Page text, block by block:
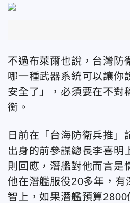
不過布萊爾也說，台灣防
哪一種武器系統可以讓你
安全了」，必須要在不對
衡。
日前在「台海防衛兵推」
出身的前參謀總長李喜明
則回應，潛艦對他而言是
他在潛艦服役20多年，有
智上，如果潛艦預算